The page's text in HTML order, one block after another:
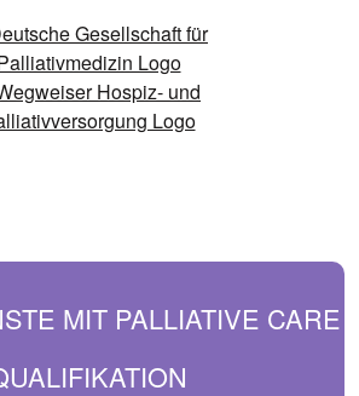
MIT PALLIATIVE CARE